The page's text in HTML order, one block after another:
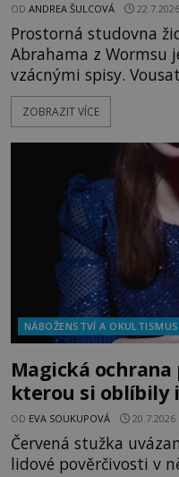
OD ANDREA ŠULCOVÁ 22.7.2026
Prostorná studovna
Abrahama z Wormsu
vzácnými spisy.
před sebou má
magických textů. Jde o Abramelinův grimoár, který
kouzla, jak si někteří
pověru? Už šest
ZOBRAZIT VÍCE
NÁBOŽENSTVÍ A OKULTISMUS
Magická
kterou si oblíbily
OD EVA SOUKUPOVÁ 20.7.2026
Červená stužka
lidové pověrčivosti v